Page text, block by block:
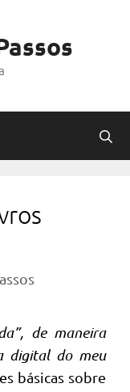
de maneira
digital do meu
básicas sobre